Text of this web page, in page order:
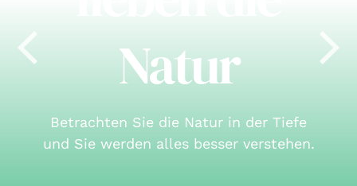
Natur
Betrachten Sie die Natur in der Tiefe
und Sie werden alles besser verstehen.